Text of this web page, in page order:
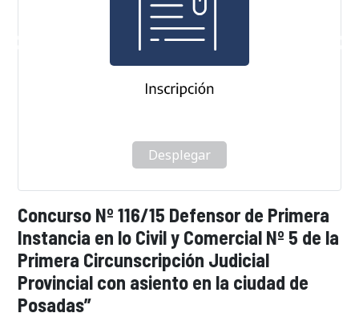
Desplegar
Concurso Nº 116/15 Defensor de Primera
Instancia en lo Civil y Comercial Nº 5 de la
Primera Circunscripción Judicial
Provincial con asiento en la ciudad de
Posadas”